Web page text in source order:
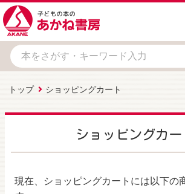
トップ ショッピングカート
ショッピングカー
現在、ショッピングカートには以下の